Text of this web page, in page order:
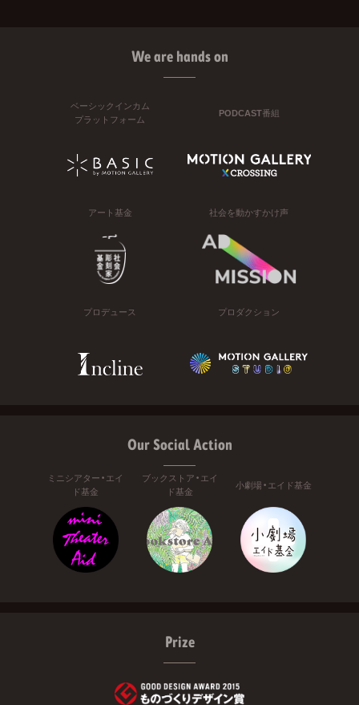
We are hands on
ベーシックインカム
プラットフォーム
PODCAST番組
アート基金 社会を動かすかけ声
プロデュース プロダクション
Our Social Action
ミニシアター・エイ
ド基金
ブックストア・エイ
ド基金
小劇場・エイド基金
Prize